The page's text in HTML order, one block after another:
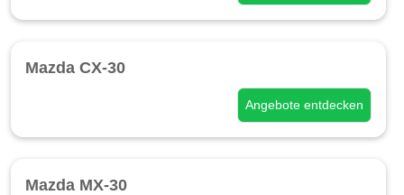
Mazda CX-30
Angebote entdecken
Mazda MX-30